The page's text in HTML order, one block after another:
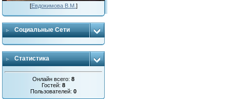
[Евдокимова В.М. ]
Социальные Сети
Статистика
Онлайн всего:8
Гостей:8
Пользователей:0